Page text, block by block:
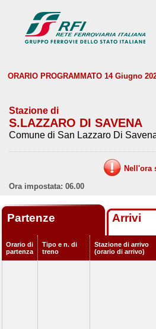
ORARIO PROGRAMMATO 14 Giugno
Stazione di
S.LAZZARO DI SAVENA
Comune di San Lazzaro Di
Nell'ora
Ora impostata: 06.00
Partenze Arrivi
Orario di
partenza
Tipo e n. di
treno
Stazione di arrivo
(orario di arrivo)